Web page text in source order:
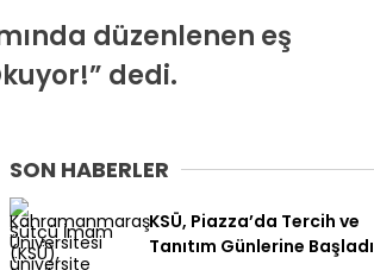
düzenlenen eş
dedi.
SON HABERLER
KSÜ, Piazza’da Tercih ve
Tanıtım Günlerine Başladı